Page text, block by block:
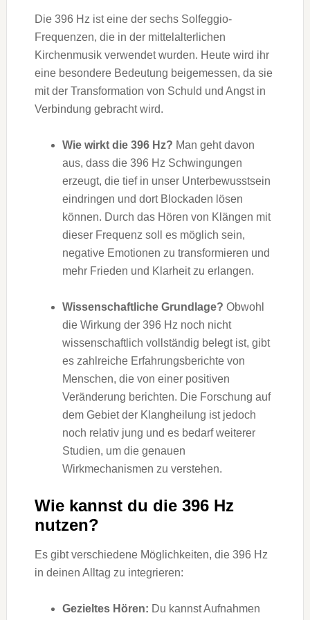
Die 396 Hz ist eine der sechs Solfeggio-
Frequenzen, die in der mittelalterlichen
Kirchenmusik verwendet wurden. Heute wird ihr
eine besondere Bedeutung beigemessen, da sie
mit der Transformation von Schuld und Angst in
Verbindung gebracht wird.
Wie wirkt die 396 Hz? Man geht davon
aus, dass die 396 Hz Schwingungen
erzeugt, die tief in unser Unterbewusstsein
eindringen und dort Blockaden lösen
können. Durch das Hören von Klängen mit
dieser Frequenz soll es möglich sein,
negative Emotionen zu transformieren und
mehr Frieden und Klarheit zu erlangen.
Wissenschaftliche Grundlage? Obwohl
die Wirkung der 396 Hz noch nicht
wissenschaftlich vollständig belegt ist, gibt
es zahlreiche Erfahrungsberichte von
Menschen, die von einer positiven
Veränderung berichten. Die Forschung auf
dem Gebiet der Klangheilung ist jedoch
noch relativ jung und es bedarf weiterer
Studien, um die genauen
Wirkmechanismen zu verstehen.
Wie kannst du die 396 Hz
nutzen?
Es gibt verschiedene Möglichkeiten, die 396 Hz
in deinen Alltag zu integrieren:
Gezieltes Hören: Du kannst Aufnahmen